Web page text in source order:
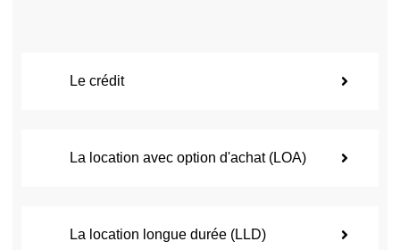
Le crédit
La location avec option d'achat (LOA)
La location longue durée (LLD)